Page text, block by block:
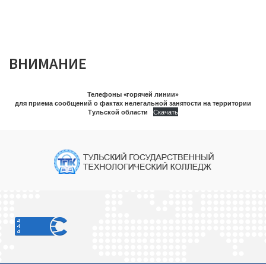
ВНИМАНИЕ
Телефоны «горячей линии»
для приема сообщений о фактах нелегальной занятости на территории
Тульской области
Скачать